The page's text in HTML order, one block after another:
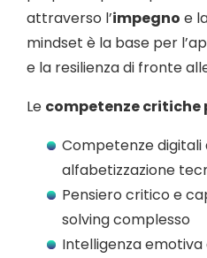
attraverso l’impegno e
mindset è la base per
e la resilienza di fronte
Le competenze critiche
Competenze digitali
alfabetizzazione
Pensiero critico e
solving complesso
Intelligenza